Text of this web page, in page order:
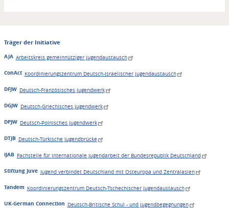
Träger der Initiative
AJA Arbeitskreis gemeinnütziger Jugendaustausch
ConAct Koordinierungszentrum Deutsch-Israelischer Jugendaustausch
DFJW Deutsch-Französisches Jugendwerk
DGJW Deutsch-Griechisches Jugendwerk
DPJW Deutsch-Polnisches Jugendwerk
DTJB Deutsch-Türkische Jugendbrücke
IJAB Fachstelle für Internationale Jugendarbeit der Bundesrepublik Deutschland
Stiftung Juve Jugend verbindet Deutschland mit Osteuropa und Zentralasien
Tandem Koordinierungszentrum Deutsch-Tschechischer Jugendaustausch
UK-German Connection Deutsch-Britische Schul - und Jugendbegegnungen